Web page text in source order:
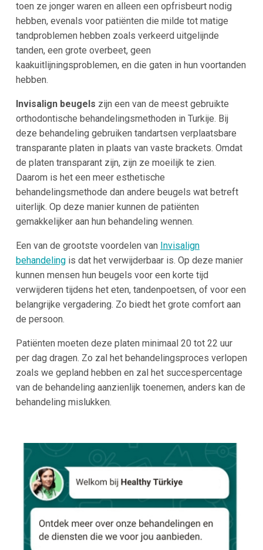
toen ze jonger waren en alleen een opfrisbeurt nodig
hebben, evenals voor patiënten die milde tot matige
tandproblemen hebben zoals verkeerd uitgelijnde
tanden, een grote overbeet, geen
kaakuitlijningsproblemen, en die gaten in hun voortanden
hebben.
Invisalign beugels zijn een van de meest gebruikte
orthodontische behandelingsmethoden in Turkije. Bij
deze behandeling gebruiken tandartsen verplaatsbare
transparante platen in plaats van vaste brackets. Omdat
de platen transparant zijn, zijn ze moeilijk te zien.
Daarom is het een meer esthetische
behandelingsmethode dan andere beugels wat betreft
uiterlijk. Op deze manier kunnen de patiënten
gemakkelijker aan hun behandeling wennen.
Een van de grootste voordelen van Invisalign
behandelingis dat het verwijderbaar is. Op deze manier
kunnen mensen hun beugels voor een korte tijd
verwijderen tijdens het eten, tandenpoetsen, of voor een
belangrijke vergadering. Zo biedt het grote comfort aan
de persoon.
Patiënten moeten deze platen minimaal 20 tot 22 uur
per dag dragen. Zo zal het behandelingsproces verlopen
zoals we gepland hebben en zal het succespercentage
van de behandeling aanzienlijk toenemen, anders kan de
behandeling mislukken.